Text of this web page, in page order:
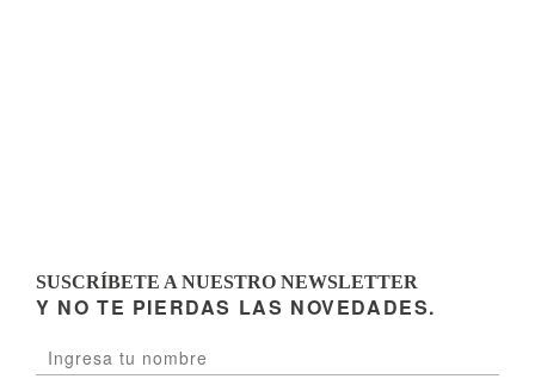
SUSCRÍBETE A NUESTRO NEWSLETTER
Y NO TE PIERDAS LAS NOVEDADES.